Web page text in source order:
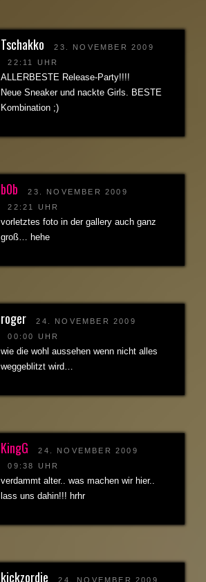
Tschakko
23. NOVEMBER 2009
22:11 UHR
ALLERBESTE Release-Party!!!!
Neue Sneaker und nackte Girls. BESTE
Kombination ;)
b0b
23. NOVEMBER 2009
22:21 UHR
vorletztes foto in der gallery auch ganz
groß… hehe
roger
24. NOVEMBER 2009
00:00 UHR
wie die wohl aussehen wenn nicht alles
weggeblitzt wird…
KingG
24. NOVEMBER 2009
09:38 UHR
verdammt alter.. was machen wir hier..
lass uns dahin!!! hrhr
kickzordie
24. NOVEMBER 2009